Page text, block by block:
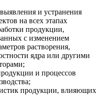
и устранения
на всех этапах
продукции,
с изменением
растворения,
ядра или другими
и процессов
продукции, влияющих